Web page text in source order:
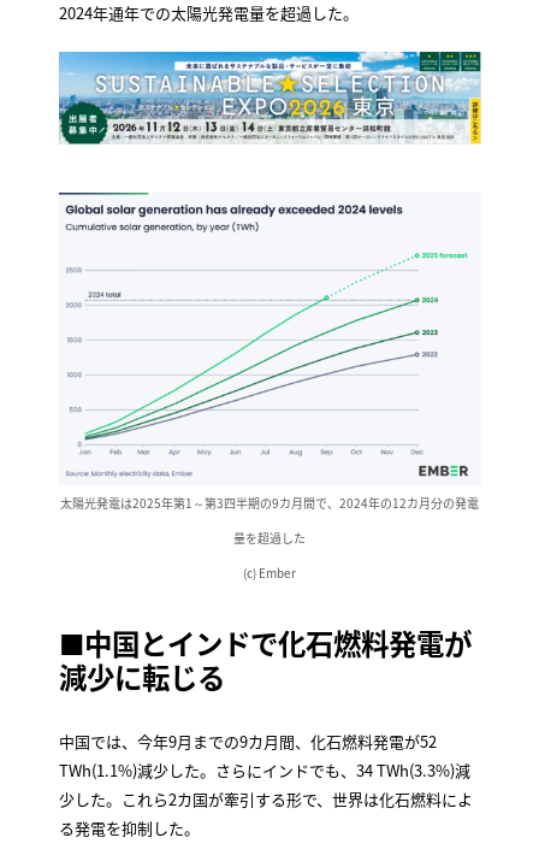
2024年通年での太陽光発電量を超過した。
太陽光発電は2025年第1～第3四半期の9カ月間で、2024年の12カ月分の発電
量を超過した
(c) Ember
■中国とインドで化石燃料発電が
減少に転じる
中国では、今年9月までの9カ月間、化石燃料発電が52
TWh(1.1%)減少した。さらにインドでも、34 TWh(3.3%)減
少した。これら2カ国が牽引する形で、世界は化石燃料によ
る発電を抑制した。